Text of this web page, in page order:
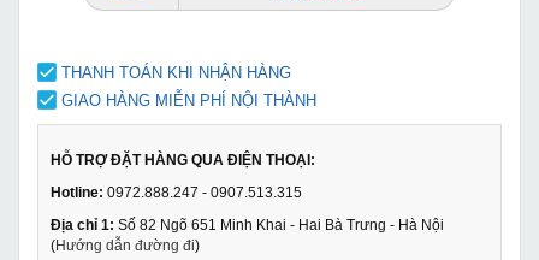
THANH TOÁN KHI NHẬN HÀNG
GIAO HÀNG MIỄN PHÍ NỘI THÀNH
HỖ TRỢ ĐẶT HÀNG QUA ĐIỆN THOẠI:
Hotline: 0972.888.247 - 0907.513.315
Địa chỉ 1: Số 82 Ngõ 651 Minh Khai - Hai Bà Trưng - Hà Nội
(Hướng dẫn đường đi)